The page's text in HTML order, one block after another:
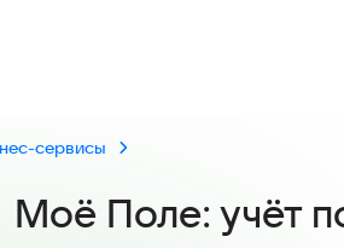
сервисы
Моё Поле: учёт